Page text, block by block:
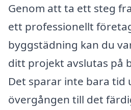
Genom att ta ett steg
ett professionellt
byggstädning kan du
ditt projekt avslutas på
Det sparar inte bara tid
övergången till det